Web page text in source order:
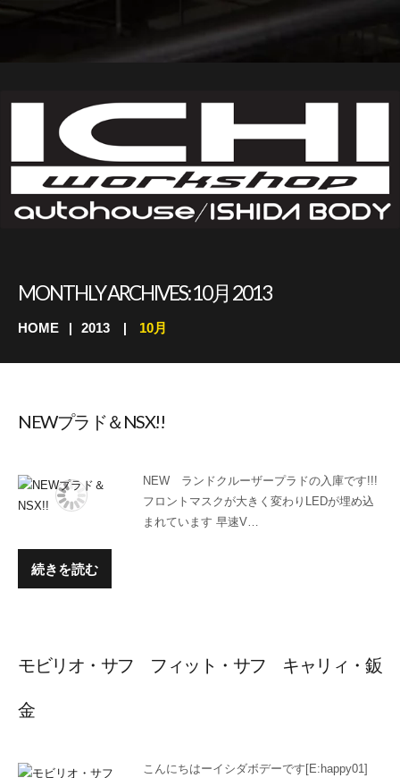
MONTHLY ARCHIVES:10月 2013
HOME 2013 10月
NEWプラド＆NSX!!
NEW ランドクルーザープラドの入庫です!!!
フロントマスクが大きく変わりLEDが埋め込
まれています 早速V…
続きを読む
モビリオ・サフ フィット・サフ キャリィ・鈑
金
こんにちはーイシダボデーです[E:happy01]